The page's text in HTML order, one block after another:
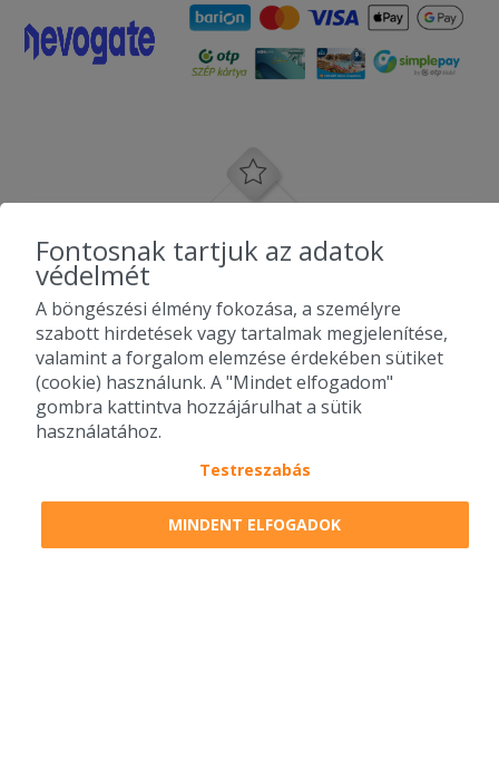
2010-2026 Copyright - Falatozz.hu - Diston-line Kft.
Fontosnak tartjuk az adatok
védelmét
A böngészési élmény fokozása, a személyre
szabott hirdetések vagy tartalmak megjelenítése,
valamint a forgalom elemzése érdekében sütiket
(cookie) használunk. A "Mindet elfogadom"
gombra kattintva hozzájárulhat a sütik
használatához.
Testreszabás
MINDENT ELFOGADOK